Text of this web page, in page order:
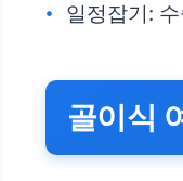
일정잡기:
골이식